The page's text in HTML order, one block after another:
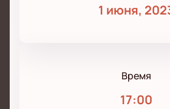
1 июня,
Время
17:00